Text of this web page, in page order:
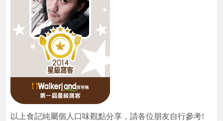
以上食記純屬個人口味觀點分享，請各位朋友自行參考!